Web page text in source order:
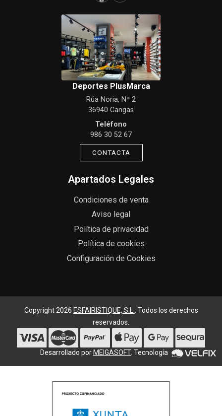
Deportes PlusMarca
Rúa Noria, Nº 2
36940 Cangas
Teléfono
986 30 52 67
CONTACTA
Apartados Legales
Condiciones de venta
Aviso legal
Política de privacidad
Política de cookies
Configuración de Cookies
Copyright 2026 ESFAIRISTIQUE, S.L.
. Todos los derechos
reservados.
Desarrollado por MEIGASOFT. Tecnología